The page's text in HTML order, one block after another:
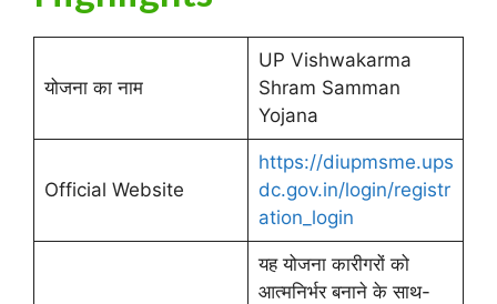
योजना का नाम
UP Vishwakarma
Shram Samman
Yojana
Official Website
https://diupmsme.ups
dc.gov.in/login/registr
ation_login
यह योजना कारीगरों को
आत्मनिर्भर बनाने के साथ-